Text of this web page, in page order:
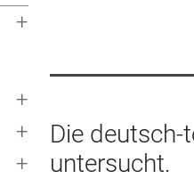
+
+
+
+
Die
untersucht.